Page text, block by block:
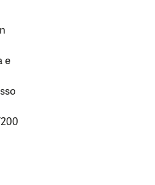
e